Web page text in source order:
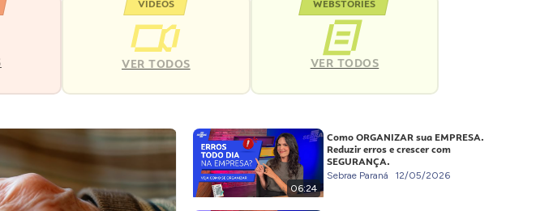
VÍDEOS
VER TODOS
WEBSTORIES
VER TODOS
06:24
Como ORGANIZAR sua EMPRESA.
Reduzir erros e crescer com
SEGURANÇA.
Sebrae Paraná 12/05/2026